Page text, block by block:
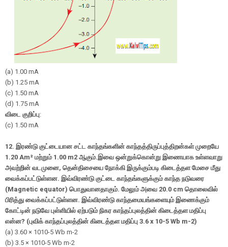
(a) 1.00 mA
(b) 1.25 mA
(c) 1.50 mA
(d) 1.75 mA
விடை குறிப்பு:
(c) 1.50 mA
12. இரண்டு குட்டையான சட்ட காந்தங்களின் காந்தத்திருப்புத்திறன்கள் முறையே
1.20 Am² மற்றும் 1.00 m2 ஆகும்.இவை ஒன்றுக்கொன்று இணையாக உள்ளவாறு
அவற்றின் வடமுனை, தென்திசையை நோக்கி இருக்கும்படி கிடைத்தள மேசை மீது
வைக்கப்பட்டுள்ளன. இவ்விரண்டு குட்டை காந்தங்களுக்கும் காந்த நடுவரை
(Magnetic equator) பொதுவானதாகும். மேலும் அவை 20.0 cm தொலைவில்
பிரித்து வைக்கப்பட்டுள்ளன. இவ்விரண்டு காந்தமையங்களையும் இணைக்கும்
கோட்டின் நடுவே புள்ளியில் ஏற்படும் நிகர காந்தப்புலத்தின் கிடைத்தள மதிப்பு
என்ன? (புவிக் காந்தப்புலத்தின் கிடைத்தள மதிப்பு 3.6 x 10-5 Wb m-2)
(a) 3.60 × 1010-5 Wb m-2
(b) 3.5 × 1010-5 Wb m-2